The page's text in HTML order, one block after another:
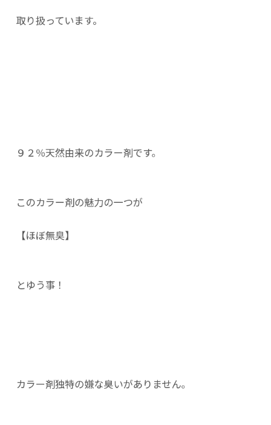
取り扱っています。
９２％天然由来のカラー剤です。
このカラー剤の魅力の一つが
【ほぼ無臭】
とゆう事！
カラー剤独特の嫌な臭いがありません。